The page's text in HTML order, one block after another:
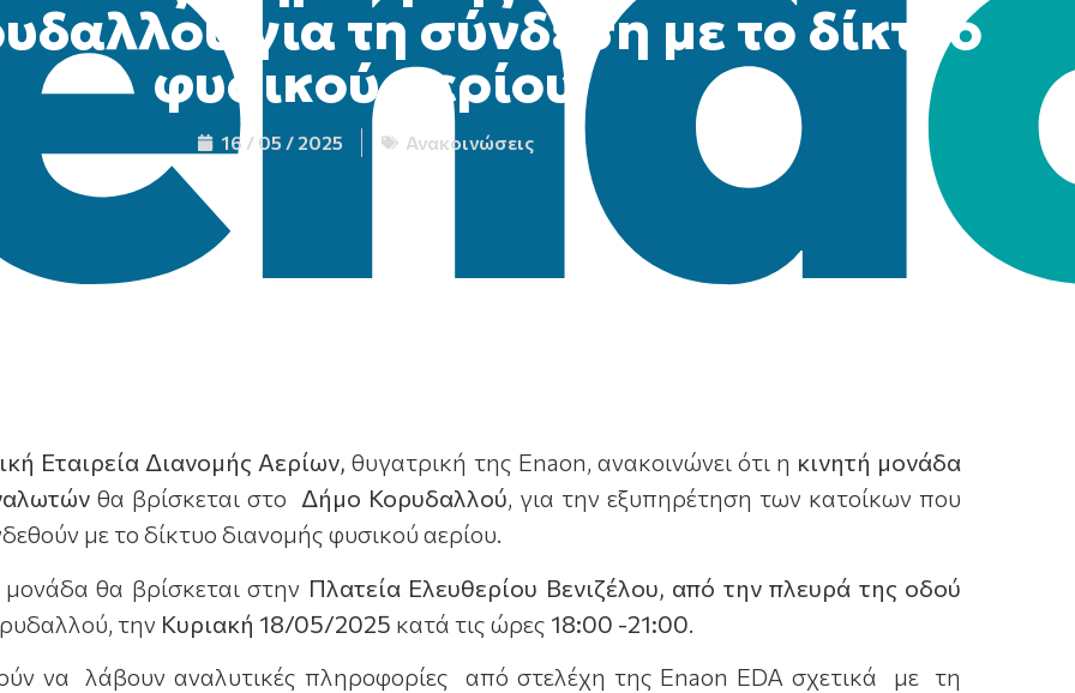
για τη σύνδεση με το δίκτυο
φυσικού αερίου
16 / 05 / 2025 Ανακοινώσεις
Εταιρεία Διανομής Αερίων,θυγατρική της Enaon, ανακοινώνει ότι η κινητή μονάδα
θα βρίσκεται στο Δήμο Κορυδαλλού, για την εξυπηρέτηση των κατοίκων που
με το δίκτυο διανομής φυσικού αερίου.
μονάδα θα βρίσκεται στην Πλατεία Ελευθερίου Βενιζέλου, από την πλευρά της οδού
την Κυριακή 18/05/2025 κατά τις ώρες 18:00 -21:00.
να λάβουν αναλυτικές πληροφορίες από στελέχη της Enaon EDA σχετικά με τη